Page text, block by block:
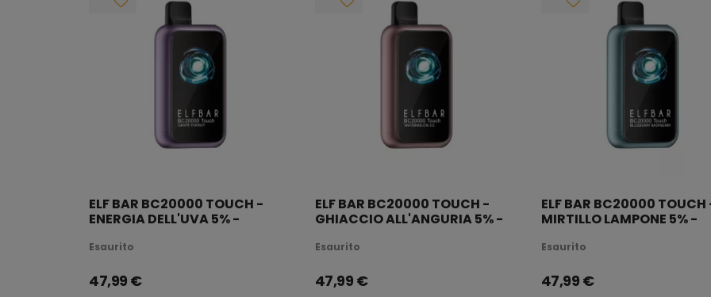
ELF BAR BC20000 TOUCH -
ENERGIA DELL'UVA 5% -
Esaurito
47,99 €
ELF BAR BC20000 TOUCH -
GHIACCIO ALL'ANGURIA 5% -
Esaurito
47,99 €
ELF BAR BC20000 TOUCH
MIRTILLO LAMPONE 5% -
Esaurito
47,99 €